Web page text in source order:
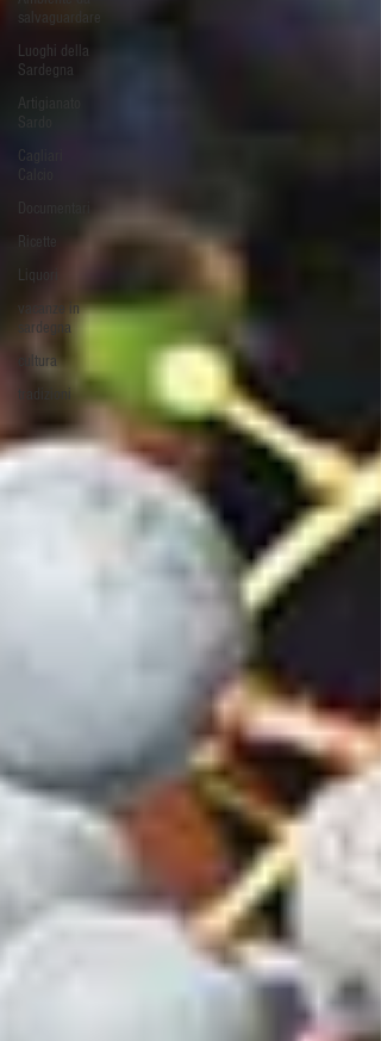
salvaguardare
Luoghi della
Sardegna
Artigianato
Sardo
Cagliari
Ricette
Liquori
vacanze in
sardegna
cultura